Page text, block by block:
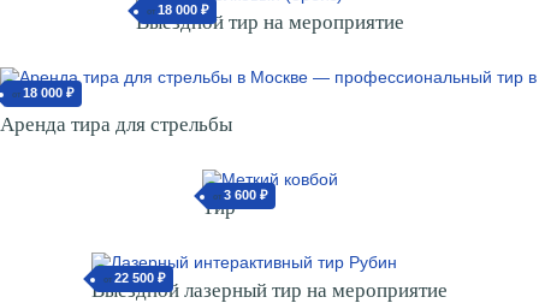
от 18 000 ₽
Выездной тир на мероприятие
от 18 000 ₽
Аренда тира для стрельбы
от3 600 ₽
Тир
от 22 500 ₽
Выездной лазерный тир на мероприятие